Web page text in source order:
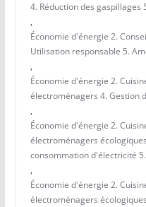
4. Réduction des gaspillages
,
Économie d'énergie 2.
Utilisation responsable 5.
,
Économie d'énergie 2.
électroménagers 4. Gestion
,
Économie d'énergie 2.
électroménagers
consommation d'électricité
,
Économie d'énergie 2.
électroménagers